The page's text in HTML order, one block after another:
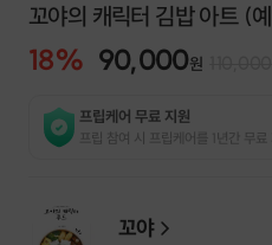
꼬야의 캐릭터 김밥 아트 (
18% 90,000원
프립케어 무료 지원
프립 참여 시 프립케어를 1년간 무료
꼬야